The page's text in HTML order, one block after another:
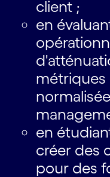
client​ ​;
en
en
créer des
pour des